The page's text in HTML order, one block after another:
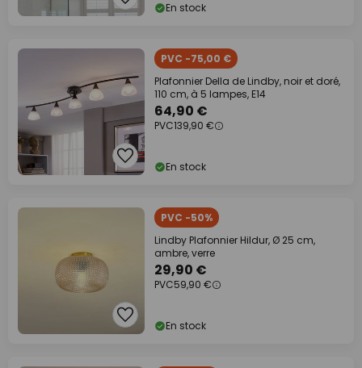
En stock
PVC -75,00 €
Plafonnier Della de Lindby, noir et doré,
110 cm, à 5 lampes, E14
64,90 €
PVC139,90 €
En stock
PVC -50%
Lindby Plafonnier Hildur, Ø 25 cm,
ambre, verre
29,90 €
PVC59,90 €
En stock